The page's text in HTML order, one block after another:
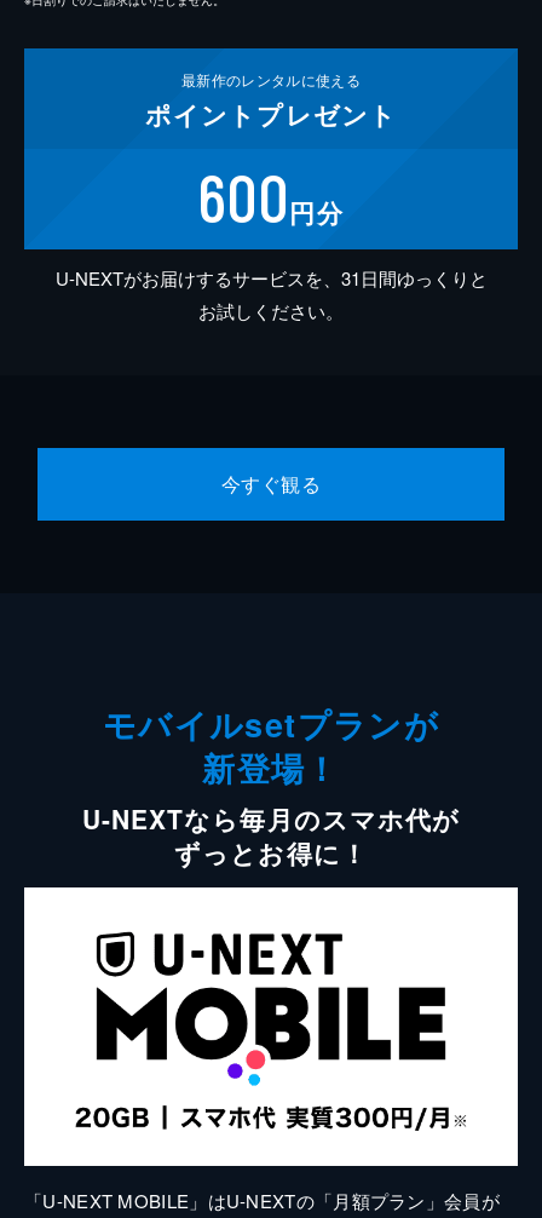
最新作のレンタルに使える
ポイント プレゼント
600円分
U-NEXTがお届けするサービスを、31日間ゆっくりと
お試しください。
今すぐ観る
モバイルsetプランが
新登場！
U-NEXTなら毎月のスマホ代が
ずっとお得に！
「U-NEXT MOBILE」はU-NEXTの「月額プラン」会員が